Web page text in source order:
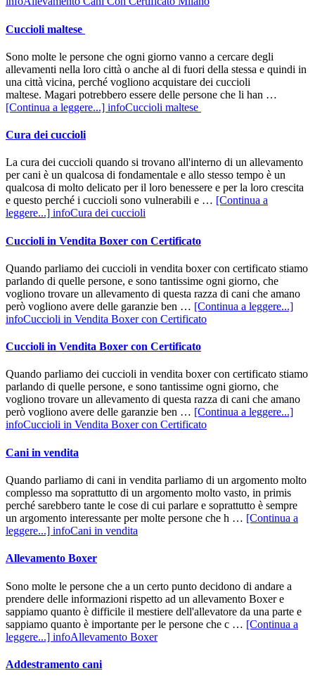
Cuccioli maltese
Sono molte le persone che ogni giorno vanno a cercare degli
allevamenti nella loro città o anche al di fuori della stessa e quindi in
una città vicina, perché vogliono acquistare dei cuccioli
maltese. Magari potrebbero essere delle persone che li han …
[Continua a leggere...] infoCuccioli maltese
Cura dei cuccioli
La cura dei cuccioli quando si trovano all'interno di un allevamento
per cani è un qualcosa di fondamentale e allo stesso tempo è un
qualcosa di molto delicato per il loro benessere e per la loro crescita
e questo perché i cuccioli sono vulnerabili e … [Continua a
leggere...] infoCura dei cuccioli
Cuccioli in Vendita Boxer con Certificato
Quando parliamo dei cuccioli in vendita boxer con certificato stiamo
parlando di quelle persone, e sono tantissime ogni giorno, che
vogliono trovare un allevamento di questa razza di cani che amano
però vogliono avere delle garanzie ben … [Continua a leggere...]
infoCuccioli in Vendita Boxer con Certificato
Cuccioli in Vendita Boxer con Certificato
Quando parliamo dei cuccioli in vendita boxer con certificato stiamo
parlando di quelle persone, e sono tantissime ogni giorno, che
vogliono trovare un allevamento di questa razza di cani che amano
però vogliono avere delle garanzie ben … [Continua a leggere...]
infoCuccioli in Vendita Boxer con Certificato
Cani in vendita
Quando parliamo di cani in vendita parliamo di un argomento molto
complesso ma soprattutto di un argomento molto vasto, in primis
perché sarebbero tante le cose di cui parlare e soprattutto è sempre
un argomento interessante per molte persone che h … [Continua a
leggere...] infoCani in vendita
Allevamento Boxer
Sono molte le persone che a un certo punto decidono di andare a
prendere delle informazioni rispetto ad un allevamento Boxer e
sappiamo quanto è difficile il mestiere dell'allevatore da una parte e
sappiamo quanto è importante per le persone che c … [Continua a
leggere...] infoAllevamento Boxer
Addestramento cani